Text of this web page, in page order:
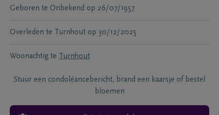
Geboren te Onbekend op 26/07/1957
Overleden te Turnhout op 30/12/2025
Woonachtig te Turnhout
Stuur een condoléancebericht, brand een kaarsje of bestel
bloemen